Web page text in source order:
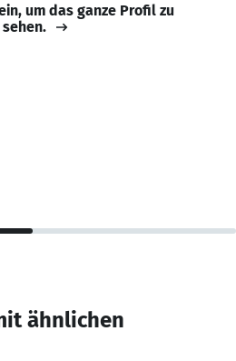
um das ganze Profil zu
sehen.
ähnlichen